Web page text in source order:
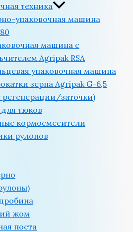
техника
упаковочная машина
машина с
Agripak RSA
упаковочная машина
зерна Agripak G-6,5
регенерации/заточки)
для тюков
кормосмесители
рулонов
жом
поста